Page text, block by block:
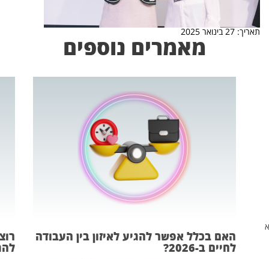
תאריך: 27 בינואר 2025
מאמרים נוספים
האם בכלל אפשר להגיע לאיזון בין העבודה
לחיים ב-2026?